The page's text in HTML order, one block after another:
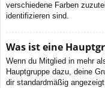
verschiedene Farben
identifizieren sind.
Was ist eine
Wenn du Mitglied in mehr
Hauptgruppe dazu, deine
dir standardmäßig